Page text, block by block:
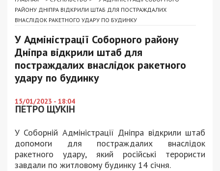
РАЙОНУ ДНІПРА ВІДКРИЛИ ШТАБ ДЛЯ ПОСТРАЖДАЛИХ
ВНАСЛІДОК РАКЕТНОГО УДАРУ ПО БУДИНКУ
У Адміністрації Соборного району
Дніпра відкрили штаб для
постраждалих внаслідок ракетного
удару по будинку
15/01/2023 - 18:04
ПЕТРО ЩУКІН
У Соборній Адміністрації Дніпра відкрили штаб
допомоги для постраждалих внаслідок
ракетного удару, який російські терористи
завдали по житловому будинку 14 січня.